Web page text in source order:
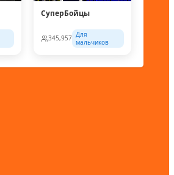
СуперБойцы
345,957 Для
мальчиков